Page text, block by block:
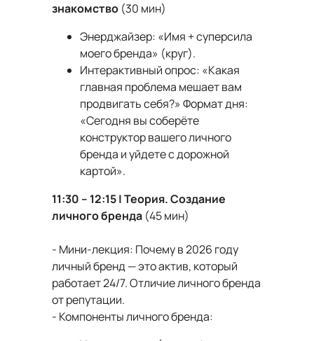
знакомство (30 мин)
Энерджайзер: «Имя + суперсила
моего бренда» (круг).
Интерактивный опрос: «Какая
главная проблема мешает вам
продвигать себя?» Формат дня:
«Сегодня вы соберёте
конструктор вашего личного
бренда и уйдете с дорожной
картой».
11:30 – 12:15 | Теория. Создание
личного бренда (45 мин)
- Мини-лекция: Почему в 2026 году
личный бренд — это актив, который
работает 24/7. Отличие личного бренда
от репутации.
- Компоненты личного бренда: